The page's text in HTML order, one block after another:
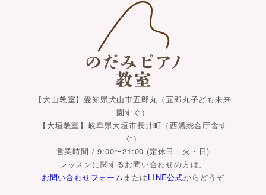
【犬山教室】愛知県犬山市五郎丸（五郎丸子ども未来
園すぐ）
【大垣教室】岐阜県大垣市長井町（西濃総合庁舎す
ぐ）
営業時間 / 9:00〜21:00 (定休日：火・日)
レッスンに関するお問い合わせの方は、
お問い合わせフォーム またはLINE公式からどうぞ